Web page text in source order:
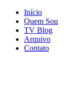
Início
Quem Sou
TV Blog
Arquivo
Contato